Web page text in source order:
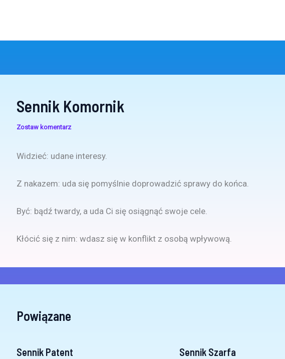
Sennik Komornik
Zostaw komentarz
Widzieć: udane interesy.
Z nakazem: uda się pomyślnie doprowadzić sprawy do końca.
Być: bądź twardy, a uda Ci się osiągnąć swoje cele.
Kłócić się z nim: wdasz się w konflikt z osobą wpływową.
Powiązane
Sennik Patent Sennik Szarfa